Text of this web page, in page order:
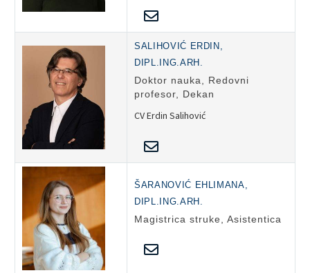
SALIHOVIĆ ERDIN,
DIPL.ING.ARH.
Doktor nauka, Redovni
profesor, Dekan
CV Erdin Salihović
ŠARANOVIĆ EHLIMANA,
DIPL.ING.ARH.
Magistrica struke, Asistentica